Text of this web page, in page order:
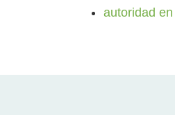
autoridad